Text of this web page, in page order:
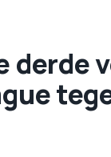
derde